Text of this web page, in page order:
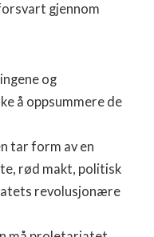
gjennom
og
å oppsummere de
tar form av en
rød makt, politisk
revolusjonære